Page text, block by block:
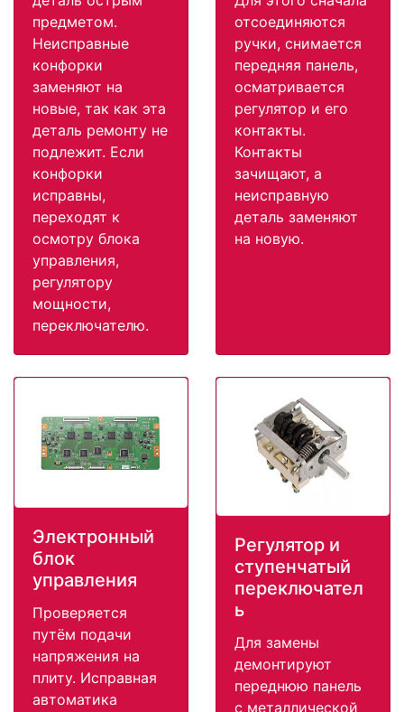
предметом.
Неисправные
конфорки
заменяют на
новые, так как эта
деталь ремонту не
подлежит. Если
конфорки
исправны,
переходят к
осмотру блока
управления,
регулятору
мощности,
переключателю.
отсоединяются
ручки, снимается
передняя панель,
осматривается
регулятор и его
контакты.
Контакты
зачищают, а
неисправную
деталь заменяют
на новую.
Электронный
блок
управления
Проверяется
путём подачи
напряжения на
плиту. Исправная
автоматика
Регулятор и
ступенчатый
переключател
ь
Для замены
демонтируют
переднюю панель
с металлической